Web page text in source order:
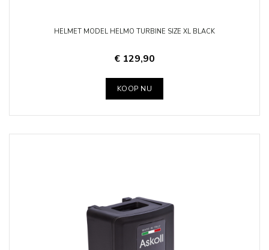
HELMET MODEL HELMO TURBINE SIZE XL BLACK
€ 129,90
KOOP NU